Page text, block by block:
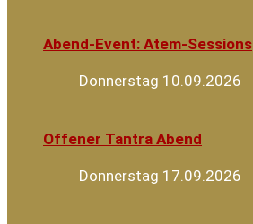
Abend-Event: Atem-Sessions
Donnerstag 10.09.2026
Offener Tantra Abend
Donnerstag 17.09.2026